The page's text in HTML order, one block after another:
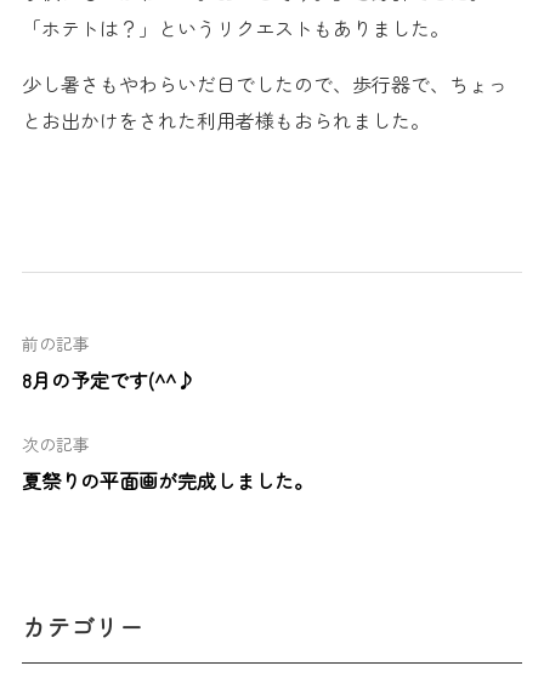
「ホテトは？」というリクエストもありました。
少し暑さもやわらいだ日でしたので、歩行器で、ちょっ
とお出かけをされた利用者様もおられました。
前の記事
8月の予定です(^^♪
次の記事
夏祭りの平面画が完成しました。
カテゴリー